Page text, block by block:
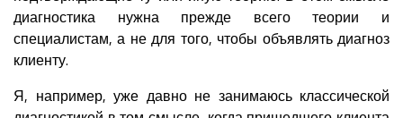
диагностика нужна прежде всего теории и
специалистам, а не для того, чтобы объявлять диагноз
клиенту.
Я, например, уже давно не занимаюсь классической